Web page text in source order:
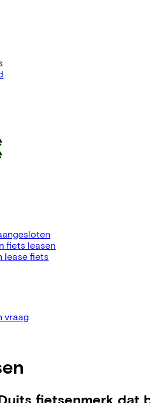
fiets leasen
lease fiets
vraag
fietsenmerk